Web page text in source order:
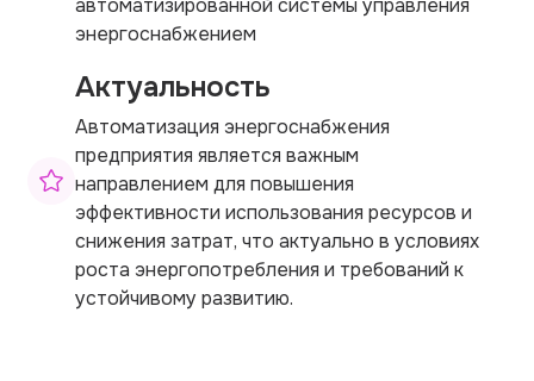
автоматизированной системы управления
энергоснабжением
Актуальность
Автоматизация энергоснабжения
предприятия является важным
направлением для повышения
эффективности использования ресурсов и
снижения затрат, что актуально в условиях
роста энергопотребления и требований к
устойчивому развитию.